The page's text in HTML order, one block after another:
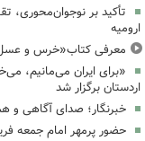
تأکید بر نوجوان‌محوری،
ارومیه
معرفی کتاب«خرس و
«برای ایران می‌مانیم،
اردستان برگزار شد
خبرنگار؛ صدای آگاهی و
حضور پرمهر امام جمعه